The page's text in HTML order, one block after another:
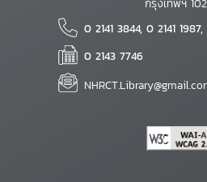
กรุงเทพฯ
0 2141 3844, 0 2141
0 2143 7746